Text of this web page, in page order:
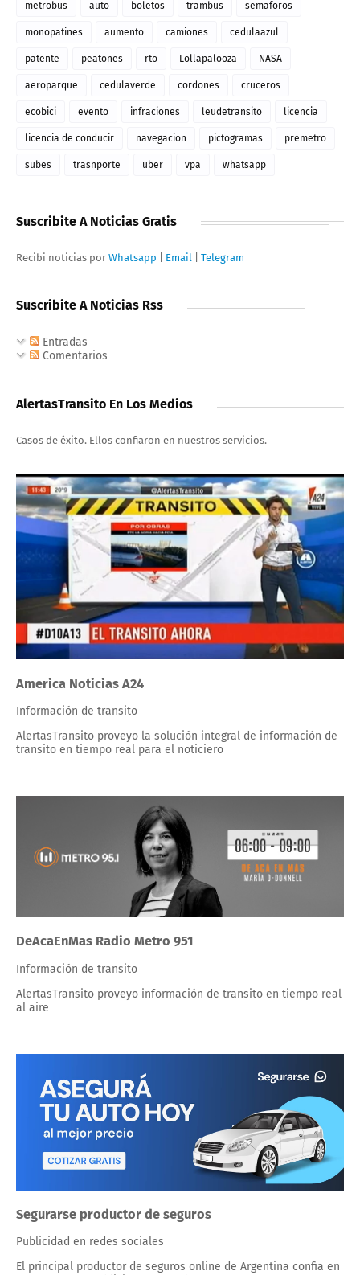
metrobus auto boletos trambus semaforos
monopatines aumento camiones cedulaazul
patente peatones rto Lollapalooza NASA
aeroparque cedulaverde cordones cruceros
ecobici evento infraciones leudetransito licencia
licencia de conducir navegacion pictogramas premetro
subes trasnporte uber vpa whatsapp
Suscribite A Noticias Gratis
Recibi noticias por Whatsapp Email Telegram
Suscribite A Noticias Rss
Entradas
Comentarios
AlertasTransito En Los Medios
Casos de éxito. Ellos confiaron en nuestros servicios.
America Noticias A24
Información de transito
AlertasTransito proveyo la solución integral de información de
transito en tiempo real para el noticiero
DeAcaEnMas Radio Metro 951
Información de transito
AlertasTransito proveyo información de transito en tiempo real
al aire
Segurarse productor de seguros
Publicidad en redes sociales
El principal productor de seguros online de Argentina confia en